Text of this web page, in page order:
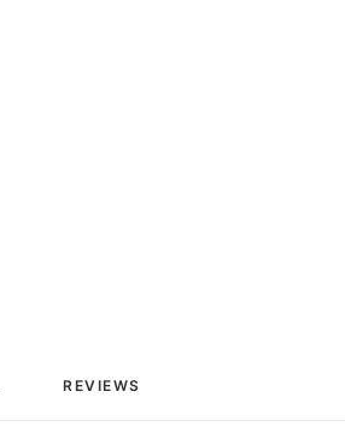
REVIEWS